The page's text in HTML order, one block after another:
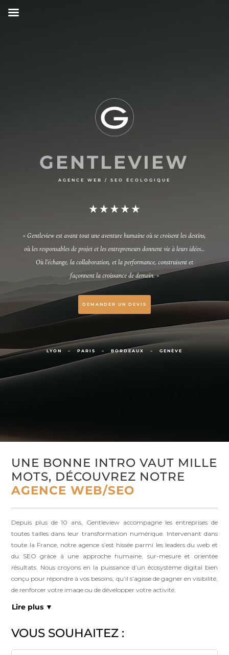
GENTLEVIEW
AGENCE WEB / SEO ÉCOLOGIQUE
« Gentleview est avant tout une aventure humaine où se croisent les destins,
où les responsables de projet et les entrepreneurs donnent vie à leurs idées…
Où l’échange, la collaboration, et la performance, construisent et
façonnent la croissance de demain. »
DEMANDER UN DEVIS
LYON – PARIS – BORDEAUX – GENÈVE
UNE BONNE INTRO VAUT MILLE
MOTS, DÉCOUVREZ NOTRE
AGENCE WEB/SEO
Depuis plus de 10 ans, Gentleview accompagne les entreprises de
toutes tailles dans leur transformation numérique. Intervenant dans
toute la France, notre agence s’est hissée parmi les leaders du web et
du SEO grâce à une approche humaine, sur-mesure et orientée
résultats. Nous croyons en la puissance d’un écosystème digital bien
conçu pour répondre à vos besoins, qu’il s’agisse de gagner en visibilité,
de renforcer votre image ou de développer votre activité.
Lire plus ▼
VOUS SOUHAITEZ :